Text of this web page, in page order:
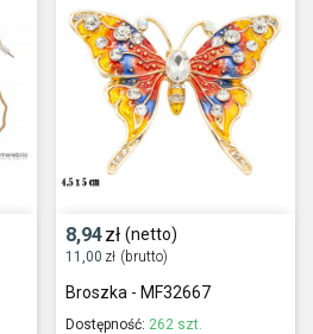
8,94zł (netto)
11,00 zł (brutto)
Broszka - MF32667
Dostępność: 262 szt.